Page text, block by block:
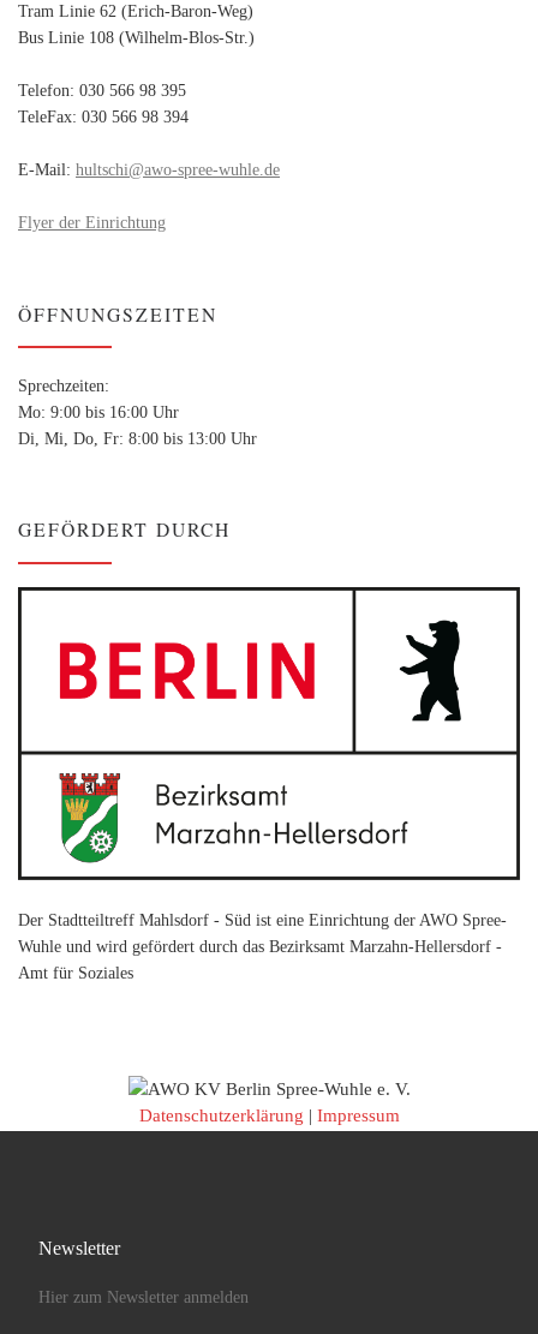
Tram Linie 62 (Erich-Baron-Weg)
Bus Linie 108 (Wilhelm-Blos-Str.)
Telefon: 030 566 98 395
TeleFax: 030 566 98 394
E-Mail: hultschi@awo-spree-wuhle.de
Flyer der Einrichtung
ÖFFNUNGSZEITEN
Sprechzeiten:
Mo: 9:00 bis 16:00 Uhr
Di, Mi, Do, Fr: 8:00 bis 13:00 Uhr
GEFÖRDERT DURCH
Der Stadtteiltreff Mahlsdorf - Süd ist eine Einrichtung der AWO Spree-
Wuhle und wird gefördert durch das Bezirksamt Marzahn-Hellersdorf -
Amt für Soziales
Datenschutzerklärung | Impressum
Newsletter
Hier zum Newsletter anmelden